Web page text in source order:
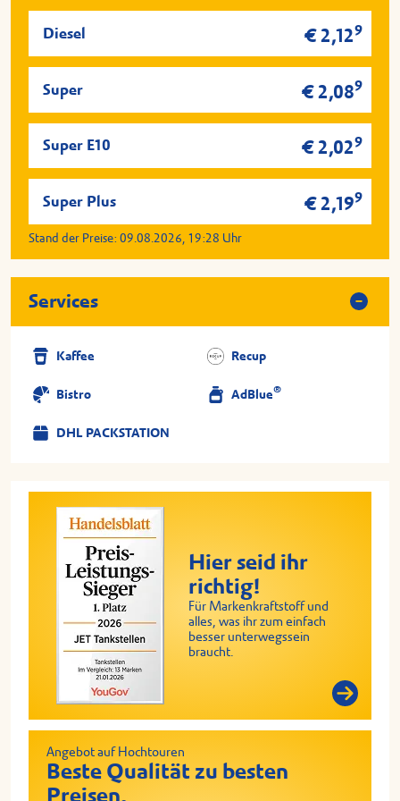
Diesel € 2,129
Super € 2,089
Super E10 € 2,029
Super Plus € 2,199
Stand der Preise: 09.08.2026, 19:28 Uhr
Services
Kaffee Recup
Bistro AdBlue®
DHL PACKSTATION
Hier seid ihr
richtig!
Für Markenkraftstoff und
alles, was ihr zum einfach
besser unterwegssein
braucht.
Angebot auf Hochtouren
Beste Qualität zu besten
Preisen.